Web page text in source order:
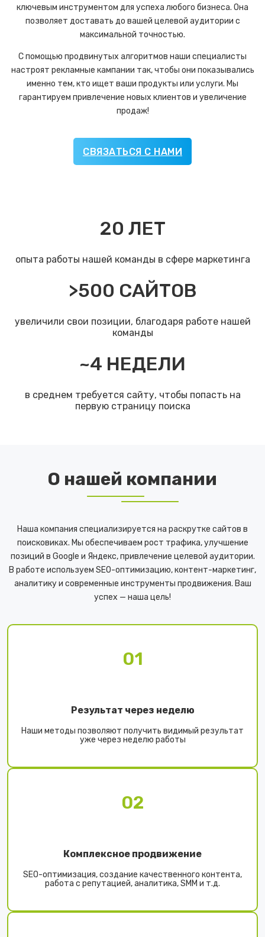
ключевым инструментом для успеха любого бизнеса. Она
позволяет доставать до вашей целевой аудитории с
максимальной точностью.
С помощью продвинутых алгоритмов наши специалисты
настроят рекламные кампании так, чтобы они показывались
именно тем, кто ищет ваши продукты или услуги. Мы
гарантируем привлечение новых клиентов и увеличение
продаж!
СВЯЗАТЬСЯ С НАМИ
20 ЛЕТ
опыта работы нашей команды в сфере маркетинга
>500 САЙТОВ
увеличили свои позиции, благодаря работе нашей
команды
~4 НЕДЕЛИ
в среднем требуется сайту, чтобы попасть на
первую страницу поиска
О нашей компании
Наша компания специализируется на раскрутке сайтов в
поисковиках. Мы обеспечиваем рост трафика, улучшение
позиций в Google и Яндекс, привлечение целевой аудитории.
В работе используем SEO-оптимизацию, контент-маркетинг,
аналитику и современные инструменты продвижения. Ваш
успех — наша цель!
01
Результат через неделю
Наши методы позволяют получить видимый результат
уже через неделю работы
02
Комплексное продвижение
SEO-оптимизация, создание качественного контента,
работа с репутацией, аналитика, SMM и т.д.